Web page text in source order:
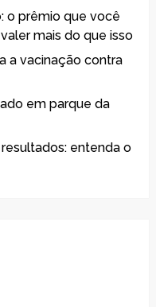
o prêmio que você
mais do que isso
a vacinação contra
em parque da
entenda o